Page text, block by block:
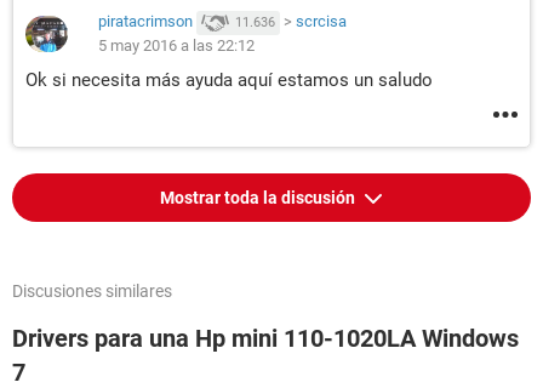
piratacrimson 11.636 > scrcisa
5 may 2016 a las 22:12
Ok si necesita más ayuda aquí estamos un saludo
Mostrar toda la discusión
Discusiones similares
Drivers para una Hp mini 110-1020LA Windows
7